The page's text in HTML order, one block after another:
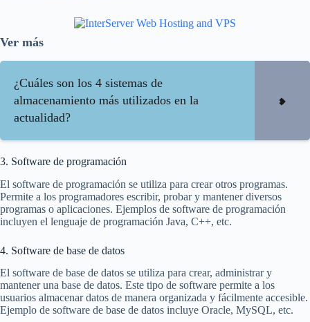
Ver más
¿Cuáles son los 4 sistemas de
almacenamiento más utilizados en la
actualidad?
3. Software de programación
El software de programación se utiliza para crear otros programas.
Permite a los programadores escribir, probar y mantener diversos
programas o aplicaciones. Ejemplos de software de programación
incluyen el lenguaje de programación Java, C++, etc.
4. Software de base de datos
El software de base de datos se utiliza para crear, administrar y
mantener una base de datos. Este tipo de software permite a los
usuarios almacenar datos de manera organizada y fácilmente accesible.
Ejemplo de software de base de datos incluye Oracle, MySQL, etc.